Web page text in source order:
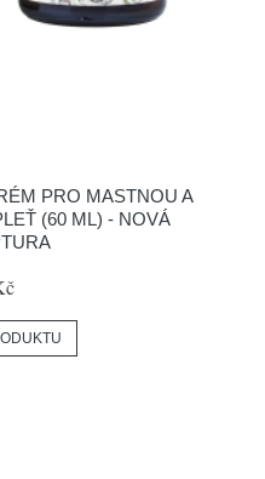
PRO MASTNOU A
(60 ML) - NOVÁ